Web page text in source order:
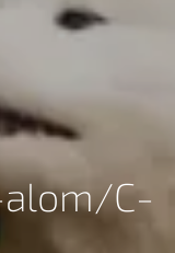
alom/C-